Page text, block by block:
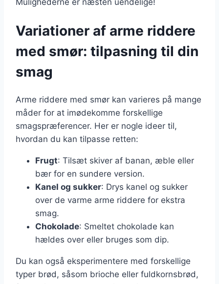
Mulighederne er næsten uendelige!
Variationer af arme riddere
med smør: tilpasning til din
smag
Arme riddere med smør kan varieres på mange
måder for at imødekomme forskellige
smagspræferencer. Her er nogle ideer til,
hvordan du kan tilpasse retten:
Frugt: Tilsæt skiver af banan, æble eller
bær for en sundere version.
Kanel og sukker: Drys kanel og sukker
over de varme arme riddere for ekstra
smag.
Chokolade: Smeltet chokolade kan
hældes over eller bruges som dip.
Du kan også eksperimentere med forskellige
typer brød, såsom brioche eller fuldkornsbrød,